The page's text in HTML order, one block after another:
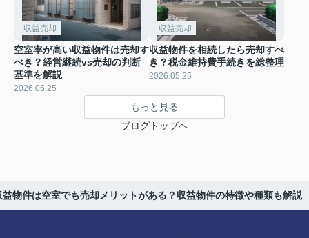
収益売却
空室率が高い収益物件は売却す
べき？経営継続vs売却の判断
基準を解説
2026.05.25
収益売却
収益物件を相続したら売却すべ
き？税金維持費手続きを総整理
2026.05.25
もっと見る
ブログトップへ
益物件は空室でも売却メリットがある？収益物件の特徴や種類も解説